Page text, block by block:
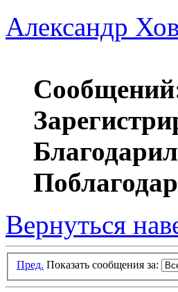
Александр
Вернуться
Пред. Показать сообщения за: